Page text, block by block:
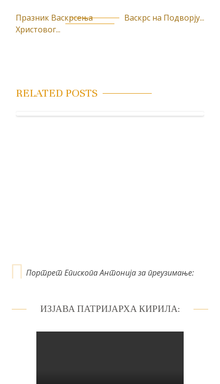
К
р
а
Празник Васкрсења
Христовог...
Васкрс на Подворју...
RELATED POSTS
Портрет Епископа Антонија за преузимање:
ИЗЈАВА ПАТРИЈАРХА КИРИЛА: